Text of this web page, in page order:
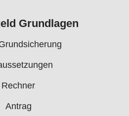
Grundlagen
Rechner
Antrag